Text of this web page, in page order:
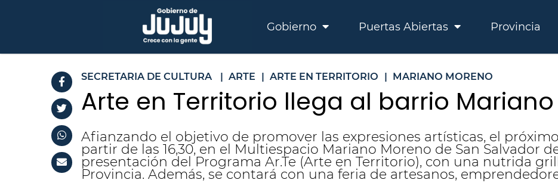
Gobierno Puertas Abiertas Provincia
SECRETARIA DE CULTURA | ARTE | ARTE EN TERRITORIO | MARIANO MORENO
Arte en Territorio llega al barrio
Afianzando el objetivo de promover las expresiones artísticas, el
partir de las 16,30, en el Multiespacio Mariano Moreno de San Salvador
presentación del Programa Ar.Te (Arte en Territorio), con una nutrida
Provincia. Además, se contará con una feria de artesanos,